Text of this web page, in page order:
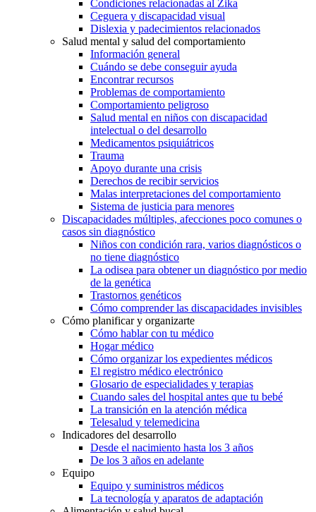
Condiciones relacionadas al Zika
Ceguera y discapacidad visual
Dislexia y padecimientos relacionados
Salud mental y salud del comportamiento
Información general
Cuándo se debe conseguir ayuda
Encontrar recursos
Problemas de comportamiento
Comportamiento peligroso
Salud mental en niños con discapacidad
intelectual o del desarrollo
Medicamentos psiquiátricos
Trauma
Apoyo durante una crisis
Derechos de recibir servicios
Malas interpretaciones del comportamiento
Sistema de justicia para menores
Discapacidades múltiples, afecciones poco comunes o
casos sin diagnóstico
Niños con condición rara, varios diagnósticos o
no tiene diagnóstico
La odisea para obtener un diagnóstico por medio
de la genética
Trastornos genéticos
Cómo comprender las discapacidades invisibles
Cómo planificar y organizarte
Cómo hablar con tu médico
Hogar médico
Cómo organizar los expedientes médicos
El registro médico electrónico
Glosario de especialidades y terapias
Cuando sales del hospital antes que tu bebé
La transición en la atención médica
Telesalud y telemedicina
Indicadores del desarrollo
Desde el nacimiento hasta los 3 años
De los 3 años en adelante
Equipo
Equipo y suministros médicos
La tecnología y aparatos de adaptación